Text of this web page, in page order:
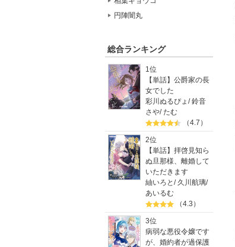
円陣闇丸
総合ランキング
1位
【単話】公爵家の長
女でした
彩川ぬるぴょ /鈴音
さや/たむ
（4.7）
2位
【単話】拝啓見知ら
ぬ旦那様、離婚して
いただきます
紬いろと / 久川航璃/
あいるむ
（4.3）
3位
病弱な悪役令嬢です
が、婚約者が過保護